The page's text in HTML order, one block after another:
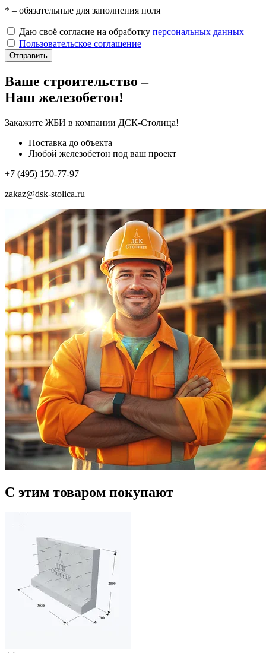
* – обязательные для заполнения поля
Даю своё согласие на обработку персональных данных
Пользовательское соглашение
Отправить
Ваше строительство –
Наш железобетон!
Закажите ЖБИ в компании ДСК-Столица!
Поставка до объекта
Любой железобетон под ваш проект
+7 (495) 150-77-97
zakaz@dsk-stolica.ru
С этим товаром покупают